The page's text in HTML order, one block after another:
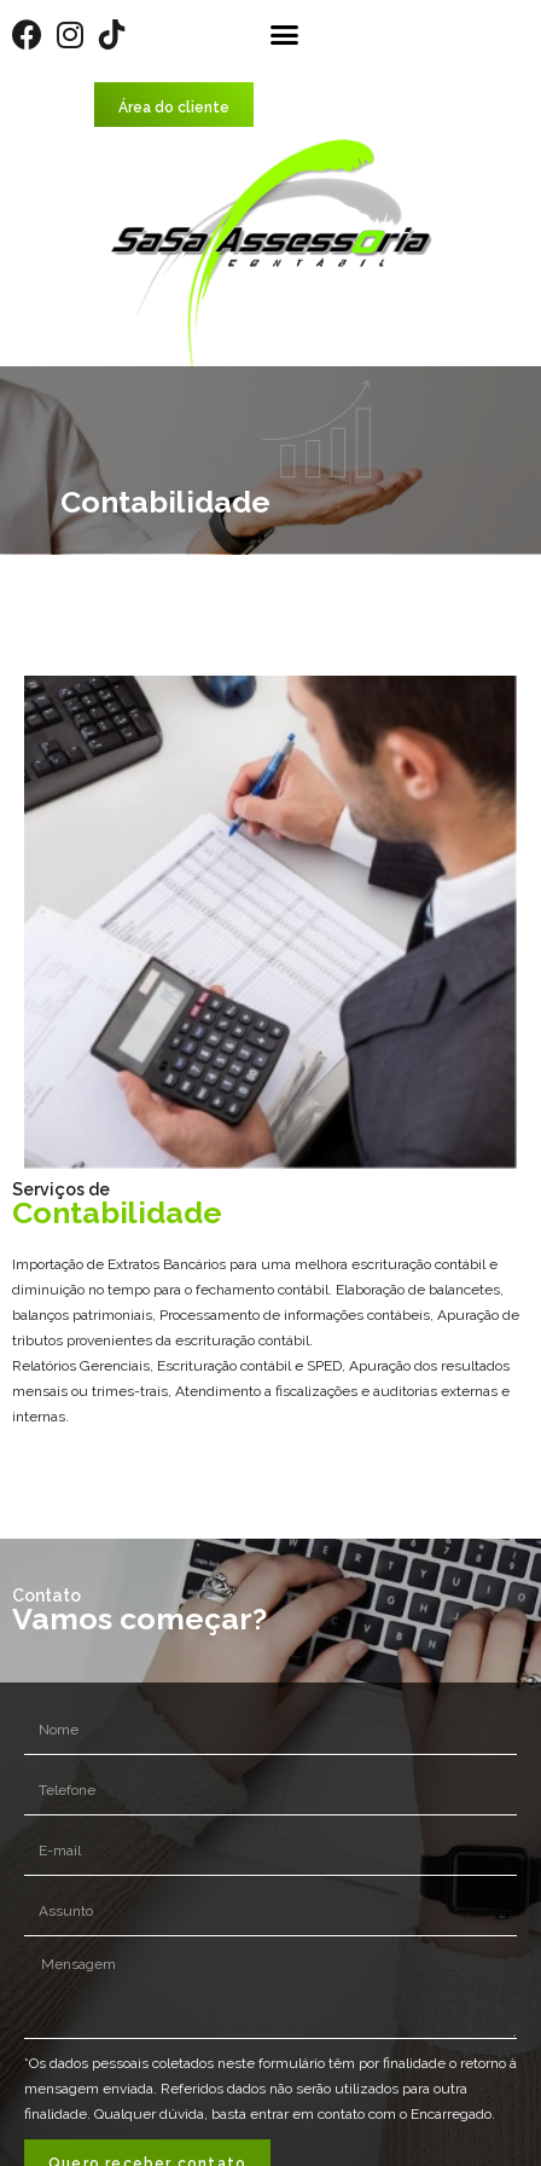
Área do cliente
Contabilidade
Serviços de
Contabilidade
Importação de Extratos Bancários para uma melhora escrituração contábil e
diminuição no tempo para o fechamento contábil. Elaboração de balancetes,
balanços patrimoniais, Processamento de informações contábeis, Apuração de
tributos provenientes da escrituração contábil.
Relatórios Gerenciais, Escrituração contábil e SPED, Apuração dos resultados
mensais ou trimes-trais, Atendimento a fiscalizações e auditorias externas e
internas.
Contato
Vamos começar?
*Os dados pessoais coletados neste formulário têm por finalidade o retorno à
mensagem enviada. Referidos dados não serão utilizados para outra
finalidade. Qualquer dúvida, basta entrar em contato com o Encarregado.